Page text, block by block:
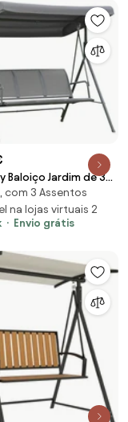
Baloiço Jardim de 3
Toldo Ajustável
e Estrutura
cm Cinza |
com 3 Assentos
na lojas virtuais 2
Envio grátis